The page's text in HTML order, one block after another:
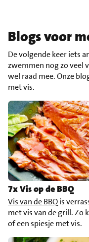
Blogs voor
De volgende keer iets
zwemmen nog zo veel
wel raad mee. Onze
met vis.
7x Vis op de BBQ
Vis van de BBQis
met vis van de grill. Zo
of een spiesje met vis.